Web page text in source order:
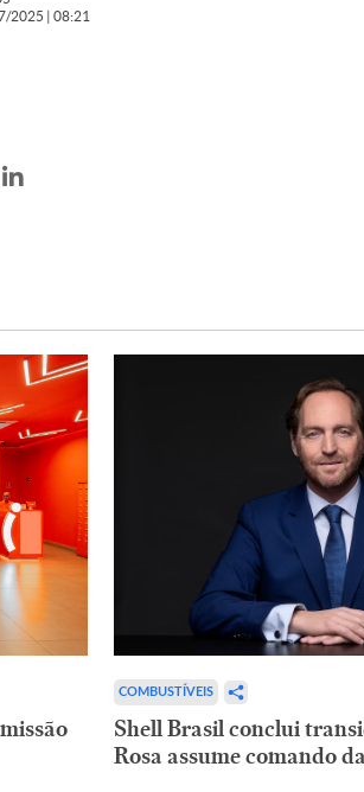
2025 | 08:21
COMBUSTÍVEIS
Shell Brasil conclui
Rosa assume comando